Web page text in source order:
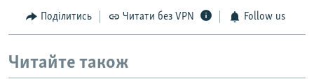
Поділитись Читати без VPN Follow us
Читайте також